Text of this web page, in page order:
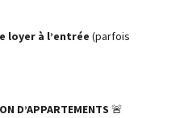
loyer à l’entrée (parfois
D’APPARTEMENTS 🚨